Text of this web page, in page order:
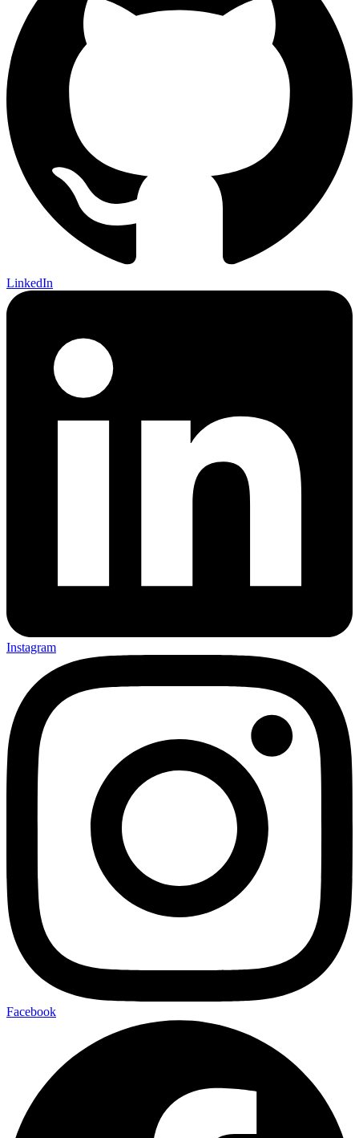
LinkedIn
Instagram
Facebook